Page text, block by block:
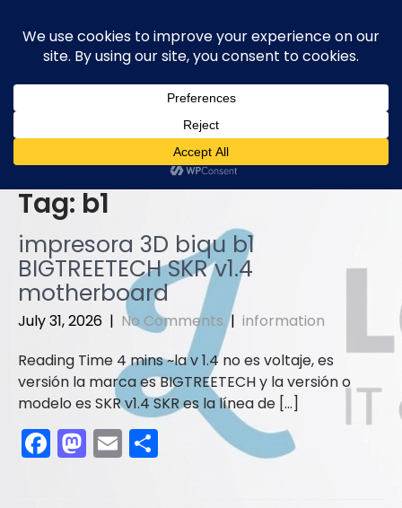
content
Tag: b1
impresora 3D biqu b1
BIGTREETECH SKR v1.4
motherboard
July 31, 2026 | No Comments | information
la v 1.4 no es voltaje, es
versión la marca es BIGTREETECH y la versión o
modelo es SKR v1.4 SKR es la línea de […]
F
a
M
a
E
m